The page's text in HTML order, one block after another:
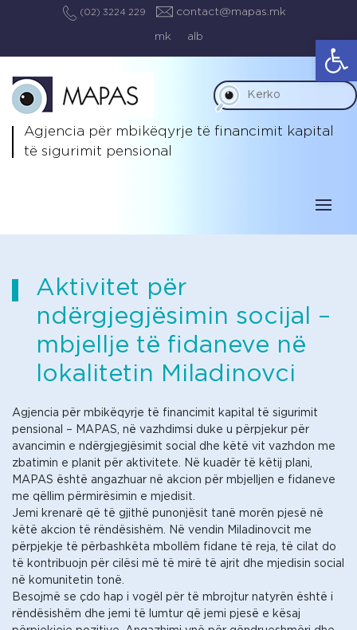
(02) 3224 229 contact@mapas.mk
mk alb
Agjencia për mbikëqyrje të financimit kapital
të sigurimit pensional
Aktivitet për
ndërgjegjësimin socijal –
mbjellje të fidaneve në
lokalitetin Miladinovci
Agjencia për mbikëqyrje të financimit kapital të sigurimit
pensional – MAPAS, në vazhdimsi duke u përpjekur për
avancimin e ndërgjegjësimit social dhe këtë vit vazhdon me
zbatimin e planit për aktivitete. Në kuadër të këtij plani,
MAPAS është angazhuar në akcion për mbjelljen e fidaneve
me qëllim përmirësimin e mjedisit.
Jemi krenarë që të gjithë punonjësit tanë morën pjesë në
këtë akcion të rëndësishëm. Në vendin Miladinovcit me
përpjekje të përbashkëta mbollëm fidane të reja, të cilat do
të kontribuojn për cilësi më të mirë të ajrit dhe mjedisin social
në komunitetin tonë.
Besojmë se çdo hap i vogël për të mbrojtur natyrën është i
rëndësishëm dhe jemi të lumtur që jemi pjesë e kësaj